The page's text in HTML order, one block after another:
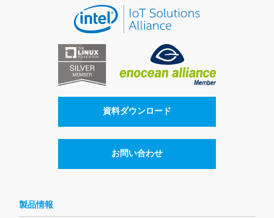
資料ダウンロード
お問い合わせ
製品情報